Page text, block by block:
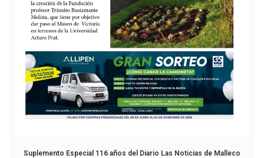
Suplemento Especial 116 años del Diario Las Noticias de Malleco